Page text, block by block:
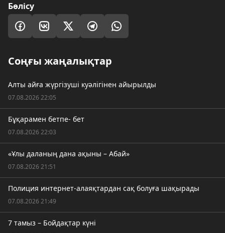
Бөлісу
Соңғы жаңалықтар
Алты айға жүргізуші куәлігінен айырылды
07.08.2026 22:05
Бұқарамен бетпе- бет
07.08.2026 22:03
«Ұлы даланың дана ақыны – Абай»
07.08.2026 21:51
Полиция интернет-алаяқтардан сақ болуға шақырады
07.08.2026 21:49
7 тамыз – Бойдақтар күні